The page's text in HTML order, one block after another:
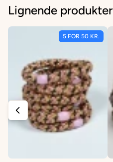
Lignende produkter
5 FOR 50 KR.